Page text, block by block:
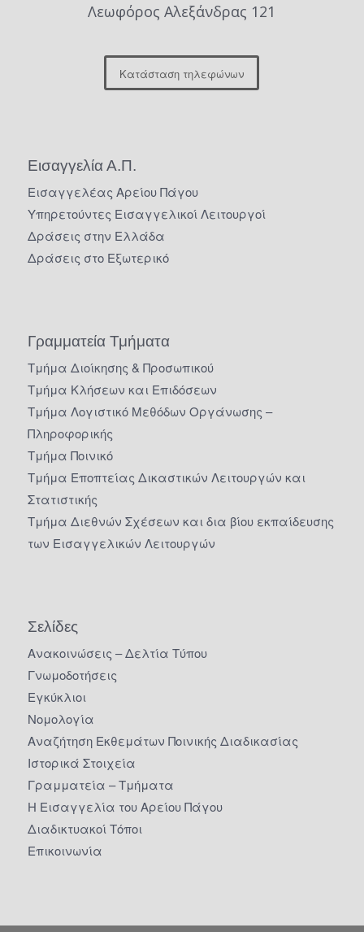
Λεωφόρος Αλεξάνδρας 121
Κατάσταση τηλεφώνων
Εισαγγελία Α.Π.
Εισαγγελέας Αρείου Πάγου
Υπηρετούντες Εισαγγελικοί Λειτουργοί
Δράσεις στην Ελλάδα
Δράσεις στο Εξωτερικό
Γραμματεία Τμήματα
Τμήμα Διοίκησης & Προσωπικού
Τμήμα Κλήσεων και Επιδόσεων
Τμήμα Λογιστικό Μεθόδων Οργάνωσης –
Πληροφορικής
Τμήμα Ποινικό
Τμήμα Εποπτείας Δικαστικών Λειτουργών και
Στατιστικής
Τμήμα Διεθνών Σχέσεων και δια βίου εκπαίδευσης
των Εισαγγελικών Λειτουργών
Σελίδες
Ανακοινώσεις – Δελτία Τύπου
Γνωμοδοτήσεις
Εγκύκλιοι
Νομολογία
Αναζήτηση Εκθεμάτων Ποινικής Διαδικασίας
Ιστορικά Στοιχεία
Γραμματεία – Τμήματα
Η Εισαγγελία του Αρείου Πάγου
Διαδικτυακοί Τόποι
Επικοινωνία